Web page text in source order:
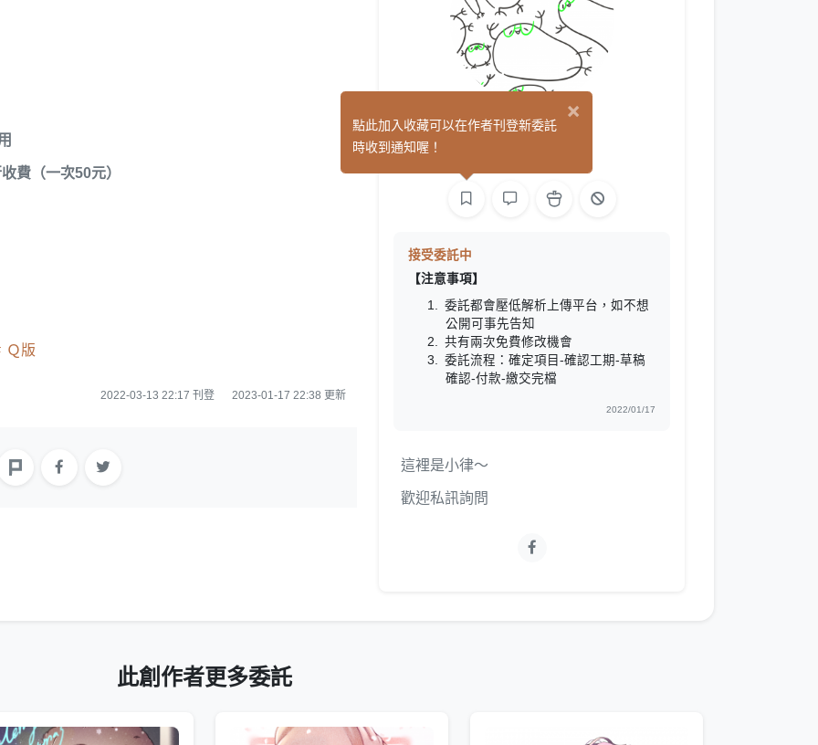
費（一次50元）
Ｑ版
2022-03-13 22:17 刊登 2023-01-17 22:38 更新
小律 (1)
接受委託中
【注意事項】
委託都會壓低解析上傳平台，如不想
公開可事先告知
共有兩次免費修改機會
委託流程：確定項目-確認工期-草稿
確認-付款-繳交完檔
2022/01/17
這裡是小律～
歡迎私訊詢問
此創作者更多委託
×
點此加入收藏可以在作者刊登新委託
時收到通知喔！